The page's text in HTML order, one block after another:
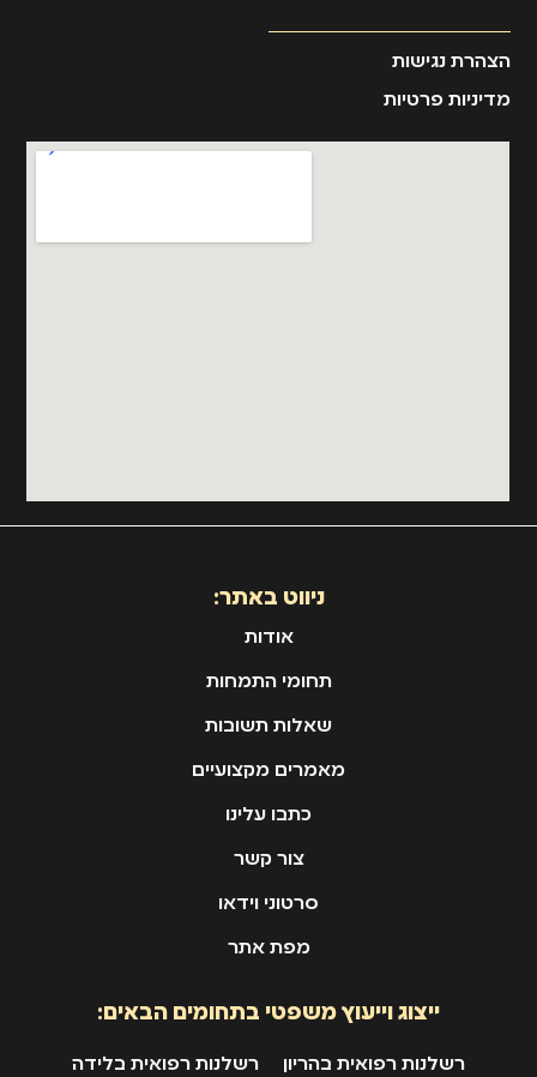
הצהרת נגישות
מדיניות פרטיות
ניווט באתר:
אודות
תחומי התמחות
שאלות תשובות
מאמרים מקצועיים
כתבו עלינו
צור קשר
סרטוני וידאו
מפת אתר
ייצוג וייעוץ משפטי בתחומים הבאים:
רשלנות רפואית בהריון רשלנות רפואית בלידה